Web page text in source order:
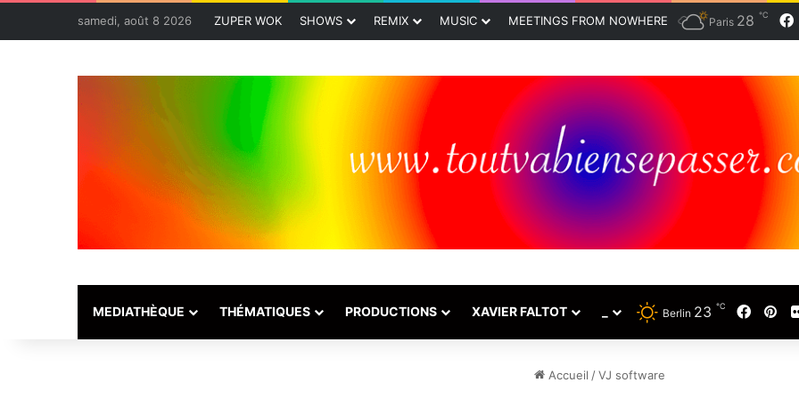
samedi, août 8 2026 ZUPER WOK SHOWS REMIX MUSIC MEETINGS FROM NOWHERE Paris 28 ℃
MEDIATHÈQUE THÉMATIQUES PRODUCTIONS XAVIER FALTOT Berlin 23 ℃
Accueil / VJ software